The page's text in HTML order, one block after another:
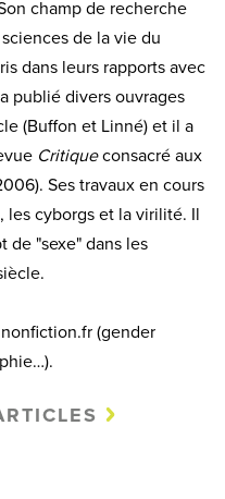
champ de recherche
de la vie du
dans leurs rapports avec
publié divers ouvrages
(Buffon et Linné) et il a
Critiqueconsacré aux
Ses travaux en cours
les cyborgs et la virilité. Il
de "sexe" dans les
(gender